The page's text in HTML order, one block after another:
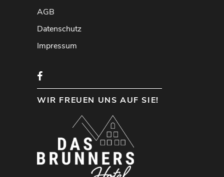
AGB
Datenschutz
Impressum
WIR FREUEN UNS AUF SIE!